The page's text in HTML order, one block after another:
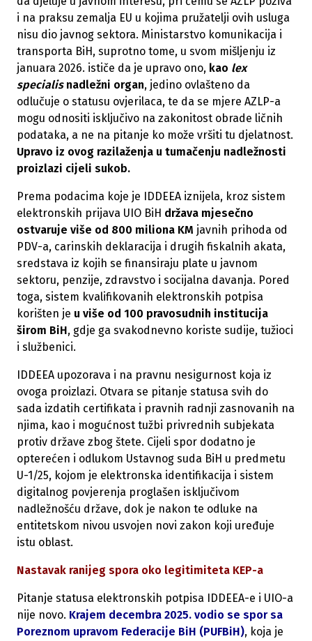
i na praksu zemalja EU u kojima pružatelji ovih usluga
nisu dio javnog sektora. Ministarstvo komunikacija i
transporta BiH, suprotno tome, u svom mišljenju iz
januara 2026. ističe da je upravo ono, kao lex
specialisnadležni organ, jedino ovlašteno da
odlučuje o statusu ovjerilaca, te da se mjere AZLP-a
mogu odnositi isključivo na zakonitost obrade ličnih
podataka, a ne na pitanje ko može vršiti tu djelatnost.
Upravo iz ovog razilaženja u tumačenju nadležnosti
proizlazi cijeli sukob.
Prema podacima koje je IDDEEA iznijela, kroz sistem
elektronskih prijava UIO BiH država mjesečno
ostvaruje više od 800 miliona KM javnih prihoda od
PDV-a, carinskih deklaracija i drugih fiskalnih akata,
sredstava iz kojih se finansiraju plate u javnom
sektoru, penzije, zdravstvo i socijalna davanja. Pored
toga, sistem kvalifikovanih elektronskih potpisa
korišten je u više od 100 pravosudnih institucija
širom BiH, gdje ga svakodnevno koriste sudije, tužioci
i službenici.
IDDEEA upozorava i na pravnu nesigurnost koja iz
ovoga proizlazi. Otvara se pitanje statusa svih do
sada izdatih certifikata i pravnih radnji zasnovanih na
njima, kao i mogućnost tužbi privrednih subjekata
protiv države zbog štete. Cijeli spor dodatno je
opterećen i odlukom Ustavnog suda BiH u predmetu
U-1/25, kojom je elektronska identifikacija i sistem
digitalnog povjerenja proglašen isključivom
nadležnošću države, dok je nakon te odluke na
entitetskom nivou usvojen novi zakon koji uređuje
istu oblast.
Nastavak ranijeg spora oko legitimiteta KEP-a
Pitanje statusa elektronskih potpisa IDDEEA-e i UIO-a
nije novo. Krajem decembra 2025. vodio se spor sa
Poreznom upravom Federacije BiH (PUFBiH), koja je